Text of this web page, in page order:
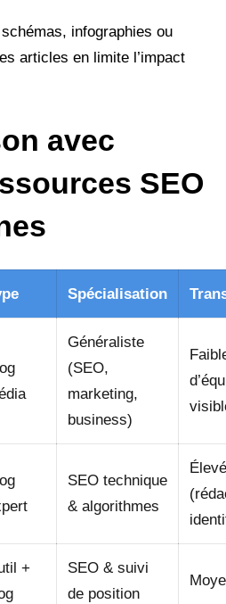
infographies ou
articles en limite l’impact
avec
SEO
Spécialisation
Généraliste
(SEO,
marketing,
business)
SEO technique
& algorithmes
+
SEO & suivi
de position